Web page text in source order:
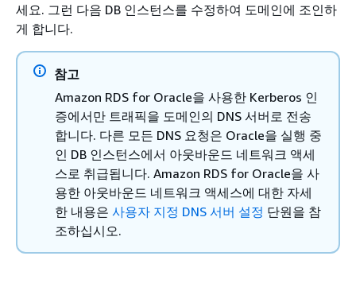
세요. 그런 다음 DB 인스턴스를 수정하여 도메인에 조인하
게 합니다.
참고
Amazon RDS for Oracle을 사용한 Kerberos 인
증에서만 트래픽을 도메인의 DNS 서버로 전송
합니다. 다른 모든 DNS 요청은 Oracle을 실행 중
인 DB 인스턴스에서 아웃바운드 네트워크 액세
스로 취급됩니다. Amazon RDS for Oracle을 사
용한 아웃바운드 네트워크 액세스에 대한 자세
한 내용은 사용자 지정 DNS 서버 설정 단원을 참
조하십시오.